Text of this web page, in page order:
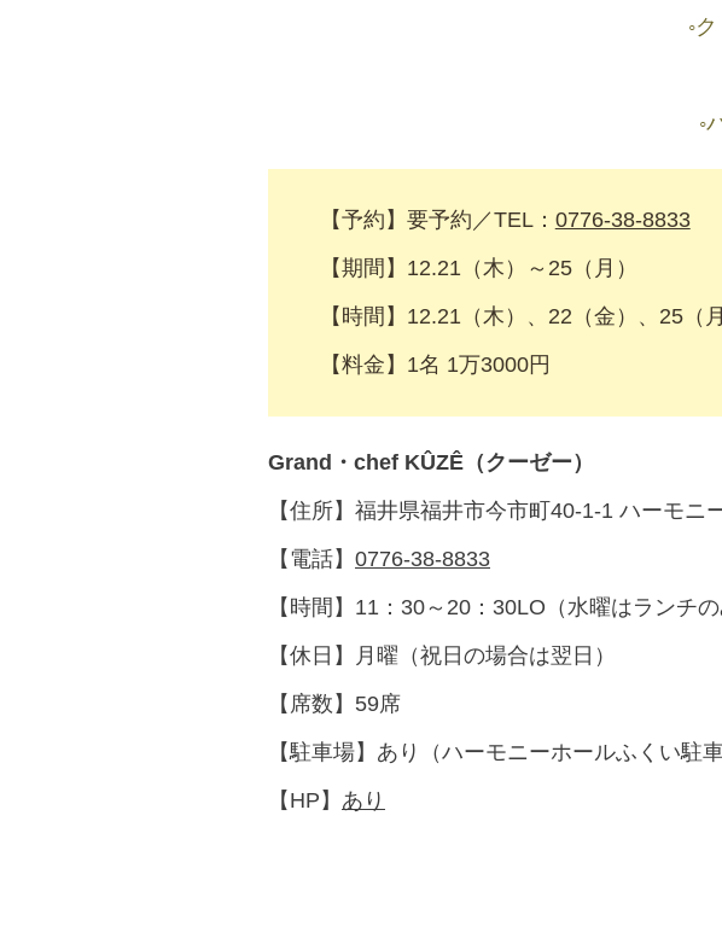
◦
◦
【予約】要予約／TEL： 0776-38-8833
【期間】12.21（木）～25（月）
【時間】12.21（木）、22（金）、25
【料金】1名 1万3000円
Grand・chef KÛZÊ（クーゼー）
【住所】福井県福井市今市町40-1-1 ハーモニ
【電話】 0776-38-8833
【時間】11：30～20：30LO（水曜はランチ
【休日】月曜（祝日の場合は翌日）
【席数】59席
【駐車場】あり（ハーモニーホールふくい駐車
【HP】 あり